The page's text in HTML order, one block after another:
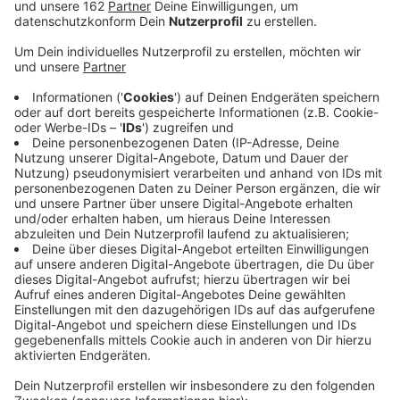
Der Kreis Wesel sieht sich für mögliche Fälle von
Coronavirus gut aufgestellt. Bemerkbar mache sich ein
starker Absatz von Mundschutzmasken, aber
Panikmache sei völlig fehl am Platz, heißt es vom
Apothekerverband. Auch Hausarztpraxen und
Krankenhäuser sind auf Verdachtsfälle vorbereitet.
Auf der Homepage vom Robert-Koch-Institut gibt es
Infos, welche grippeähnlichen Symptome auf den
Coronavirus hinweisen. Außerdem sind Verhaltenstipps
hinterlegt. Inzwischen ist auch in Deutschland
erstmals eine Infektion mit demneuartigen Virus
bestätigt worden. Ein Mann aus dem Landkreis